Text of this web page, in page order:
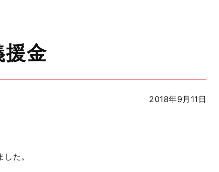
金
2018年9月11日
た。